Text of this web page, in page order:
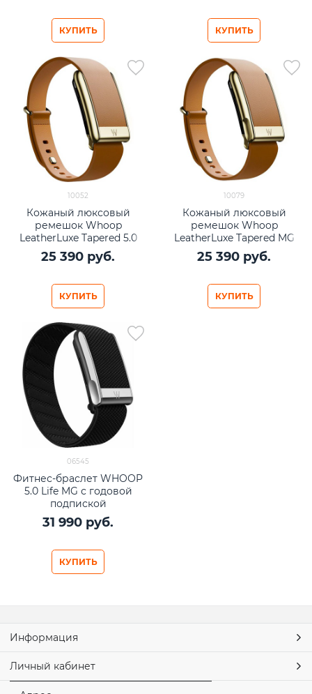
КУПИТЬ КУПИТЬ
10052
Кожаный люксовый
ремешок Whoop
LeatherLuxe Tapered 5.0
Camel with Gold
25 390 руб.
КУПИТЬ
10079
Кожаный люксовый
ремешок Whoop
LeatherLuxe Tapered MG
Camel with Gold
25 390 руб.
КУПИТЬ
06545
Фитнес-браслет WHOOP
5.0 Life MG с годовой
подпиской
31 990 руб.
КУПИТЬ
Информация
Личный кабинет